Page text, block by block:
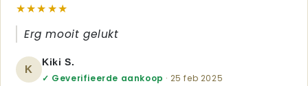
★★★★★
Erg mooit gelukt
K
Kiki S.
✓ Geverifieerde aankoop · 25 feb 2025